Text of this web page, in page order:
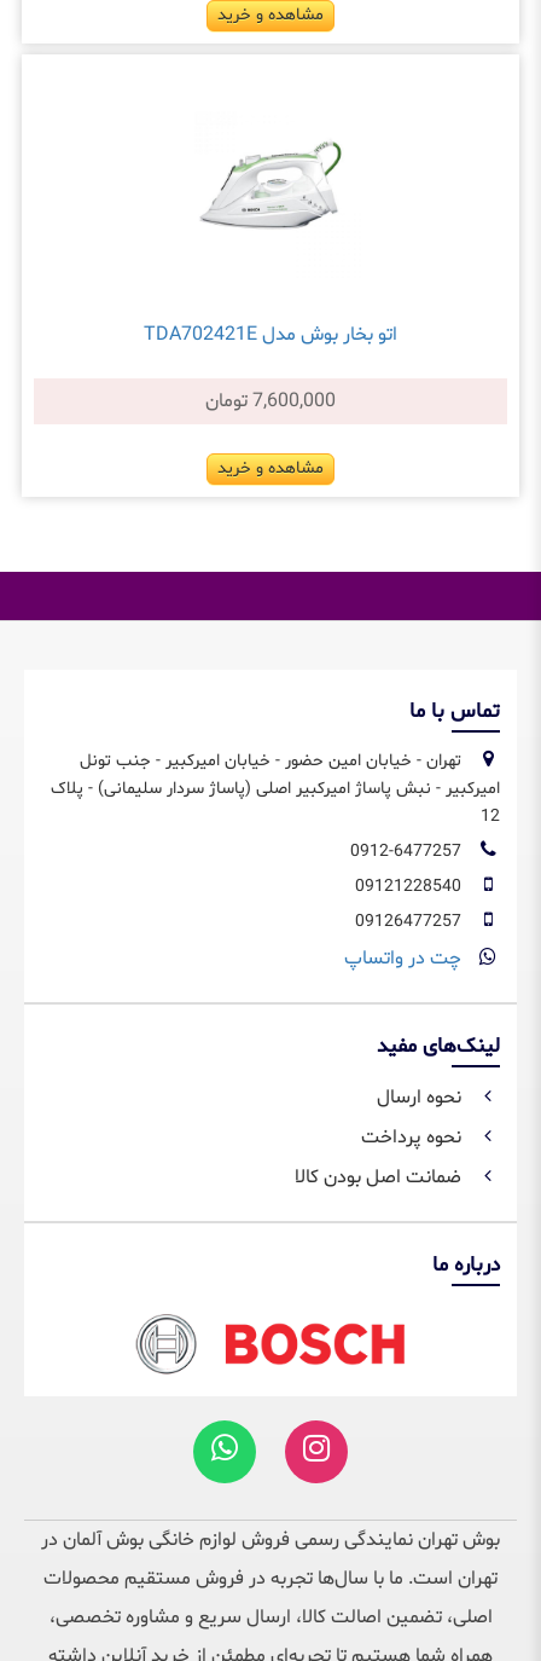
مشاهده و خرید
اتو بخار بوش مدل TDA702421E
7,600,000 تومان
مشاهده و خرید
تماس با ما
تهران - خیابان امین حضور - خیابان امیرکبیر - جنب تونل
امیرکبیر - نبش پاساژ امیرکبیر اصلی (پاساژ سردار سلیمانی) - پلاک
12
چت در واتساپ
لینک‌های مفید
نحوه ارسال
نحوه پرداخت
ضمانت اصل بودن کالا
درباره ما
بوش تهران نمایندگی رسمی فروش لوازم خانگی بوش آلمان در
تهران است. ما با سال‌ها تجربه در فروش مستقیم محصولات
اصلی، تضمین اصالت کالا، ارسال سریع و مشاوره تخصصی،